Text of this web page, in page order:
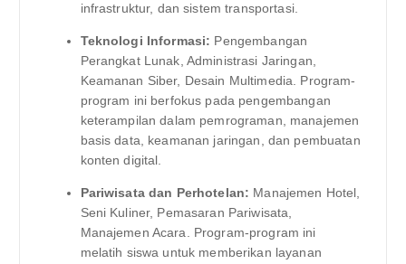
infrastruktur, dan sistem transportasi.
Teknologi Informasi: Pengembangan
Perangkat Lunak, Administrasi Jaringan,
Keamanan Siber, Desain Multimedia. Program-
program ini berfokus pada pengembangan
keterampilan dalam pemrograman, manajemen
basis data, keamanan jaringan, dan pembuatan
konten digital.
Pariwisata dan Perhotelan: Manajemen Hotel,
Seni Kuliner, Pemasaran Pariwisata,
Manajemen Acara. Program-program ini
melatih siswa untuk memberikan layanan